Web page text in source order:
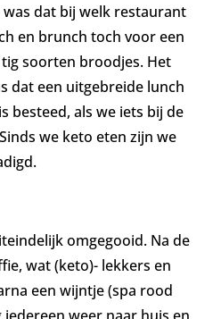
dat bij welk restaurant
en brunch toch voor een
soorten broodjes. Het
dat een uitgebreide lunch
besteed, als we iets bij de
we keto eten zijn we
omgegooid. Na de
wat (keto)- lekkers en
een wijntje (spa rood
weer naar huis en